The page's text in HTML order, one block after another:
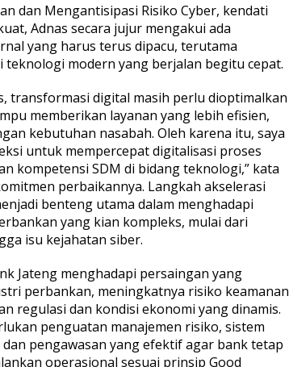
dan Mengantisipasi Risiko Cyber, kendati
Adnas secara jujur mengakui ada
yang harus terus dipacu, terutama
teknologi modern yang berjalan begitu cepat.
transformasi digital masih perlu dioptimalkan
memberikan layanan yang lebih efisien,
kebutuhan nasabah. Oleh karena itu, saya
untuk mempercepat digitalisasi proses
kompetensi SDM di bidang teknologi,” kata
perbaikannya. Langkah akselerasi
benteng utama dalam menghadapi
yang kian kompleks, mulai dari
isu kejahatan siber.
Jateng menghadapi persaingan yang
perbankan, meningkatnya risiko keamanan
regulasi dan kondisi ekonomi yang dinamis.
penguatan manajemen risiko, sistem
pengawasan yang efektif agar bank tetap
operasional sesuai prinsip Good